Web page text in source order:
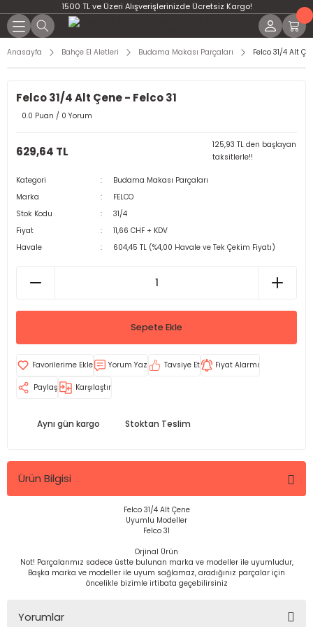
1500 TL ve Üzeri Alışverişlerinizde Ücretsiz Kargo!
Anasayfa Bahçe El Aletleri Budama Makası Parçaları Felco 31/4 Alt
Felco 31/4 Alt Çene - Felco 31
0.0 Puan / 0 Yorum
629,64 TL
125,93 TL den başlayan
taksitlerle!!
Kategori
Budama Makası Parçaları
Marka
FELCO
Stok Kodu
31/4
Fiyat
11,66 CHF + KDV
Havale
604,45 TL (%4,00 Havale ve Tek Çekim Fiyatı)
Sepete Ekle
Yorum Yaz Tavsiye Et Fiyat Alarmı
Paylaş Karşılaştır
Aynı gün kargo Stoktan Teslim
Ürün Bilgisi
Felco 31/4 Alt Çene
Uyumlu Modeller
Felco 31
Orjinal Ürün
Not! Parçalarımız sadece üstte bulunan marka ve modeller ile uyumludur,
Başka marka ve modeller ile uyum sağlamaz, aradığınız parçalar için
öncelikle bizimle irtibata geçebilirsiniz
Yorumlar